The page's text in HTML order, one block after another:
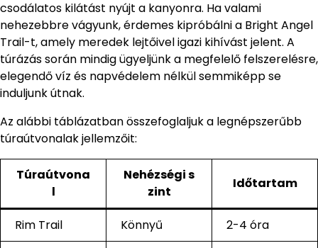
csodálatos kilátást nyújt a kanyonra. Ha valami
nehezebbre vágyunk, érdemes kipróbálni a Bright Angel
Trail-t, amely meredek lejtőivel igazi kihívást jelent. A
túrázás során mindig ügyeljünk a megfelelő felszerelésre,
elegendő víz és napvédelem nélkül semmiképp se
induljunk útnak.
Az alábbi táblázatban összefoglaljuk a legnépszerűbb
túraútvonalak jellemzőit:
Túraútvona
l
Nehézségi s
zint
Időtartam
Rim Trail Könnyű
2-4 óra